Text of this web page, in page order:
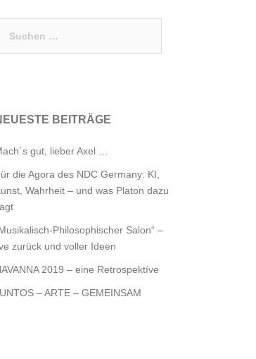
nach:
BEITRÄGE
gut, lieber Axel …
die Agora des NDC Germany: KI,
Wahrheit – und was Platon dazu
Philosophischer Salon“ –
zurück und voller Ideen
2019 – eine Retrospektíve
– ARTE – GEMEINSAM